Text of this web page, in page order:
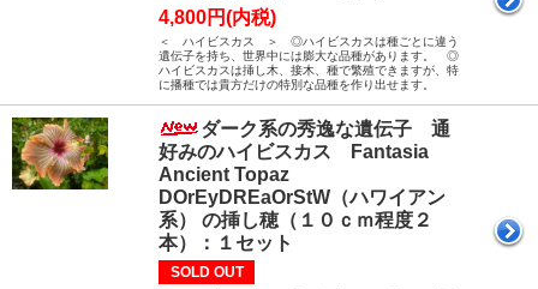
4,800円(内税)
＜ ハイビスカス ＞ ◎ハイビスカスは種ごとに違う
遺伝子を持ち、世界中には膨大な品種があります。 ◎
ハイビスカスは挿し木、接木、種で繁殖できますが、特
に播種では貴方だけの特別な品種を作り出せます。
ダーク系の秀逸な遺伝子 通
好みのハイビスカス Fantasia
Ancient Topaz
DOrEyDREaOrStW（ハワイアン
系） の挿し穂（１０ｃｍ程度２
本）：１セット
SOLD OUT